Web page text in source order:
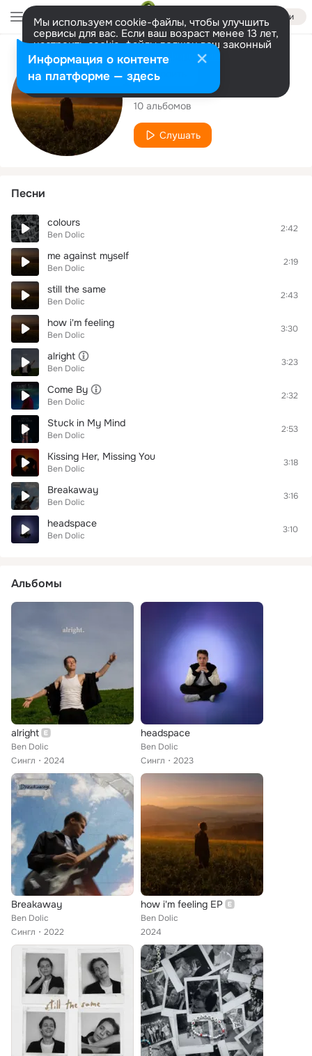
Войти
Мы используем cookie-файлы, чтобы улучшить
сервисы для вас. Если ваш возраст менее 13 лет,
настроить cookie-файлы должен ваш законный
представитель. Больше информации
Разрешить все Настроить
Исполнитель
Ben Dolic
10 альбомов
Слушать
Песни
colours
Ben Dolic
2:42
me against myself
Ben Dolic
2:19
still the same
Ben Dolic
2:43
how i'm feeling
Ben Dolic
3:30
alright
Ben Dolic
3:23
Come By
Ben Dolic
2:32
Stuck in My Mind
Ben Dolic
2:53
Kissing Her, Missing You
Ben Dolic
3:18
Breakaway
Ben Dolic
3:16
headspace
Ben Dolic
3:10
Альбомы
alright
Ben Dolic
Сингл
2024
headspace
Ben Dolic
Сингл
2023
Breakaway
Ben Dolic
Сингл
2022
how i'm feeling EP
Ben Dolic
2024
Информация о контенте
на платформе — здесь